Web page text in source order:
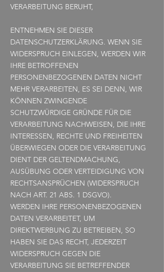
VERARBEITUNG BERUHT,
ENTNEHMEN SIE DIESER
DATENSCHUTZERKLÄRUNG. WENN SIE
WIDERSPRUCH EINLEGEN, WERDEN WIR
IHRE BETROFFENEN
PERSONENBEZOGENEN DATEN NICHT
MEHR VERARBEITEN, ES SEI DENN, WIR
KÖNNEN ZWINGENDE
SCHUTZWÜRDIGE GRÜNDE FÜR DIE
VERARBEITUNG NACHWEISEN, DIE IHRE
INTERESSEN, RECHTE UND FREIHEITEN
ÜBERWIEGEN ODER DIE VERARBEITUNG
DIENT DER GELTENDMACHUNG,
AUSÜBUNG ODER VERTEIDIGUNG VON
RECHTSANSPRÜCHEN (WIDERSPRUCH
NACH ART. 21 ABS. 1 DSGVO).
WERDEN IHRE PERSONENBEZOGENEN
DATEN VERARBEITET, UM
DIREKTWERBUNG ZU BETREIBEN, SO
HABEN SIE DAS RECHT, JEDERZEIT
WIDERSPRUCH GEGEN DIE
VERARBEITUNG SIE BETREFFENDER